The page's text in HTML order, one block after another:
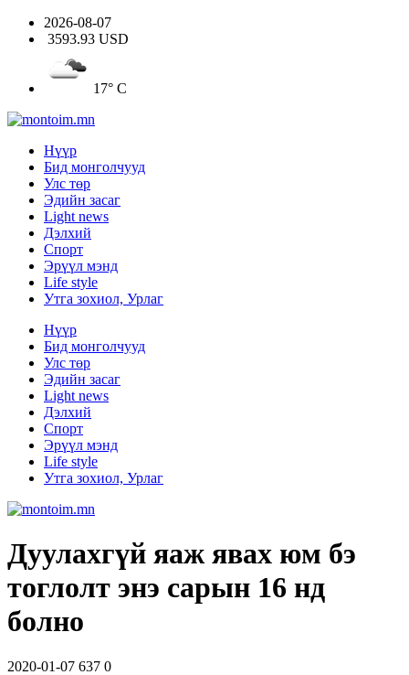
2026-08-07
3593.93 USD
17° C
Нүүр
Бид монголчууд
Улс төр
Эдийн засаг
Light news
Дэлхий
Спорт
Эрүүл мэнд
Life style
Утга зохиол, Урлаг
Нүүр
Бид монголчууд
Улс төр
Эдийн засаг
Light news
Дэлхий
Спорт
Эрүүл мэнд
Life style
Утга зохиол, Урлаг
Дуулахгүй яаж явах юм бэ
тоглолт энэ сарын 16 нд
болно
2020-01-07 637 0